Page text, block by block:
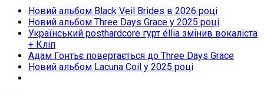
Новий альбом Black Veil Brides в 2026 році
Новий альбом Three Days Grace у 2025 році
Український posthardcore гурт éllia змінив вокаліста
+ Кліп
Адам Гонтьє повертається до Three Days Grace
Новий альбом Lacuna Coil у 2025 році